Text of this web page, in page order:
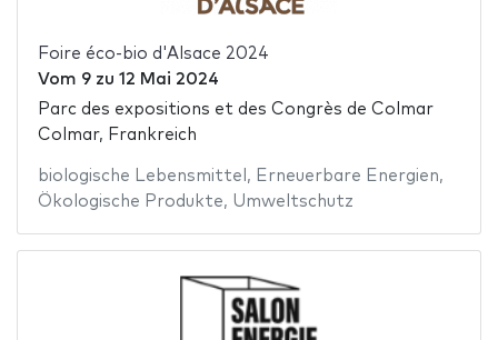
Foire éco-bio d'Alsace 2024
Vom 9zu 12 Mai 2024
Parc des expositions et des Congrès de Colmar
Colmar, Frankreich
biologische Lebensmittel , Erneuerbare Energien,
Ökologische Produkte, Umweltschutz